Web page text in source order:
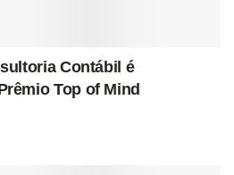
Contábil é
Top of Mind